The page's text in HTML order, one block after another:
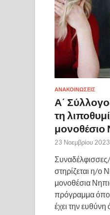
ΑΝΑΚΟΙΝΩΣΕΙΣ
Α΄
τη
μονοθέσιο
23 Νοεμβρίου 2023
Συναδέλφισσες/
στηρίζεται η/ο
μονοθέσια
πρόγραμμα
έχει την ευθύνη